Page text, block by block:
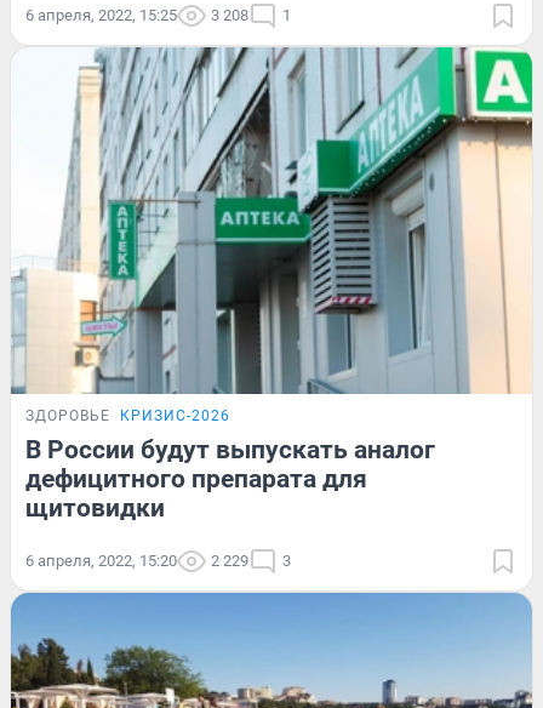
6 апреля, 2022, 15:25 3 208 1
ЗДОРОВЬЕ КРИЗИС-2026
В России будут выпускать аналог
дефицитного препарата для
щитовидки
6 апреля, 2022, 15:20 2 229 3